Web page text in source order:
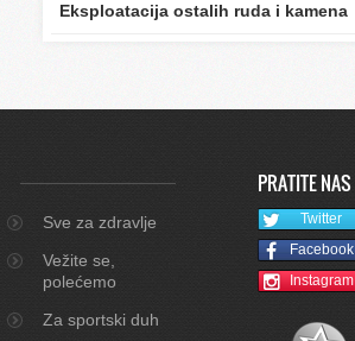
Eksploatacija ostalih ruda i kamena
Sve za zdravlje
Vežite se,
polećemo
Za sportski duh
PRATITE NAS
Twitter
Facebook
Instagram